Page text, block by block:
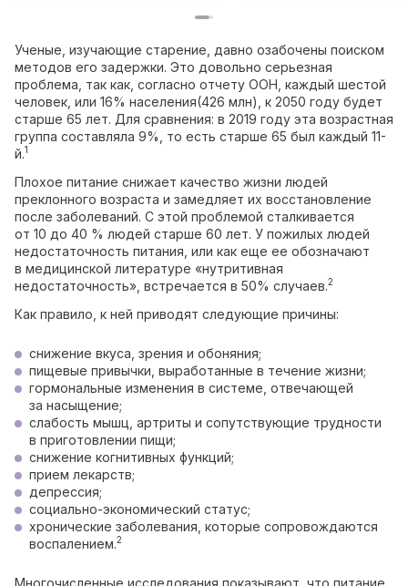
Ученые, изучающие старение, давно озабочены поиском
методов его задержки. Это довольно серьезная
проблема, так как, согласно отчету ООН, каждый шестой
человек, или 16% населения(426 млн), к 2050 году будет
старше 65 лет. Для сравнения: в 2019 году эта возрастная
группа составляла 9%, то есть старше 65 был каждый 11-
й.1
Плохое питание снижает качество жизни людей
преклонного возраста и замедляет их восстановление
после заболеваний. С этой проблемой сталкивается
от 10 до 40 % людей старше 60 лет. У пожилых людей
недостаточность питания, или как еще ее обозначают
в медицинской литературе «нутритивная
недостаточность», встречается в 50% случаев.2
Как правило, к ней приводят следующие причины:
снижение вкуса, зрения и обоняния;
пищевые привычки, выработанные в течение жизни;
гормональные изменения в системе, отвечающей
за насыщение;
слабость мышц, артриты и сопутствующие трудности
в приготовлении пищи;
снижение когнитивных функций;
прием лекарств;
депрессия;
социально-экономический статус;
хронические заболевания, которые сопровождаются
воспалением.2
Многочисленные исследования показывают, что питание